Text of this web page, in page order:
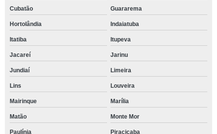
Cubatão Guararema
Hortolândia Indaiatuba
Itatiba Itupeva
Jacareí Jarinu
Jundiaí Limeira
Lins Louveira
Mairinque Marília
Matão Monte Mor
Paulínia Piracicaba